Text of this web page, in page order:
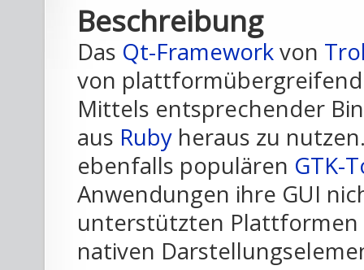
Beschreibung
Das Qt-Frameworkvon
von
Mittels entsprechender
aus Ruby heraus zu
ebenfalls populären GTK-
Anwendungen ihre GUI
unterstützten Plattformen
nativen